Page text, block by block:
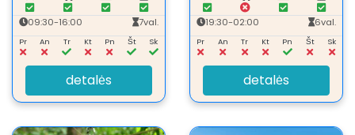
09:30-16:00 7val.
Pr An Tr Kt Pn Št Sk
detalės
19:30-02:00 6val.
Pr An Tr Kt Pn Št Sk
detalės